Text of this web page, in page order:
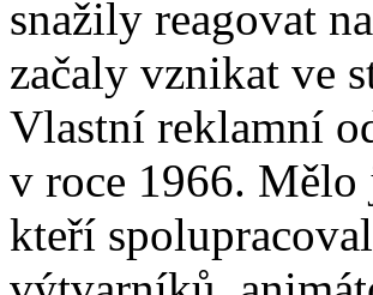
snažily reagovat
začaly vznikat ve
Vlastní reklamní
v roce 1966. Mělo
kteří